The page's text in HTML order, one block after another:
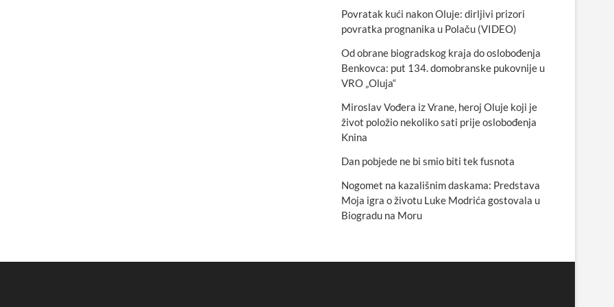
Povratak kući nakon Oluje: dirljivi prizori
povratka prognanika u Polaču (VIDEO)
Od obrane biogradskog kraja do oslobođenja
Benkovca: put 134. domobranske pukovnije u
VRO „Oluja“
Miroslav Vođera iz Vrane, heroj Oluje koji je
život položio nekoliko sati prije oslobođenja
Knina
Dan pobjede ne bi smio biti tek fusnota
Nogomet na kazališnim daskama: Predstava
Moja igra o životu Luke Modrića gostovala u
Biogradu na Moru